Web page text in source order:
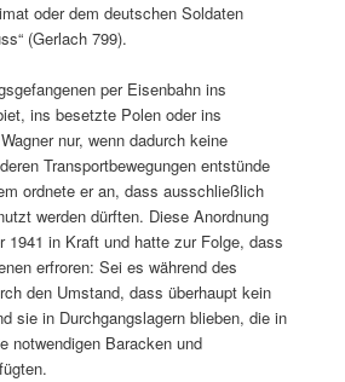
oder dem deutschen Soldaten
(Gerlach 799).
per Eisenbahn ins
ins besetzte Polen oder ins
nur, wenn dadurch keine
Transportbewegungen entstünde
ordnete er an, dass ausschließlich
werden dürften. Diese Anordnung
1941 in Kraft und hatte zur Folge, dass
erfroren: Sei es während des
den Umstand, dass überhaupt kein
sie in Durchgangslagern blieben, die in
notwendigen Baracken und